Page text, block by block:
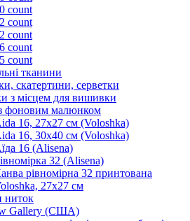
count
count
count
count
count
тканини
скатертини, серветки
з місцем для вишивки
фоновим малюнком
16, 27х27 см (Voloshka)
16, 30х40 см (Voloshka)
16 (Alisena)
32 (Alisena)
рівномірна 32 принтована
27х27 см
ниток
Gallery (США)